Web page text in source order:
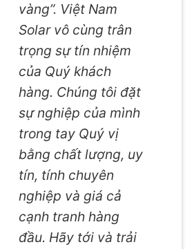
vàng”. Việt Nam
Solar vô cùng trân
trọng sự tín nhiệm
của Quý khách
hàng. Chúng tôi đặt
sự nghiệp của mình
trong tay Quý vị
bằng chất lượng, uy
tín, tính chuyên
nghiệp và giá cả
cạnh tranh hàng
đầu. Hãy tới và trải